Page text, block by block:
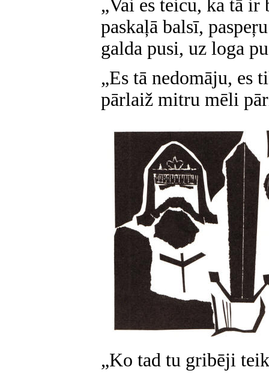
„Vai es teicu, ka tā ir
paskaļā balsī,
galda pusi, uz loga
„Es tā nedomāju, es
pārlaiž mitru mēli
„Ko tad tu gribēji